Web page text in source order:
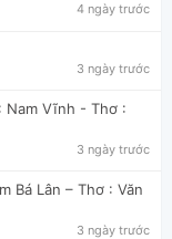
4 ngày trước
3 ngày trước
Nam Vĩnh - Thơ :
3 ngày trước
Bá Lân – Thơ : Văn
3 ngày trước